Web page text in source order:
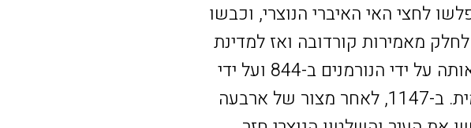
לחצי האי האיברי הנוצרי, וכבשו
לחלק מאמירות קורדובה ואז למדינת
היורשת שלה, ח'ליפות קורדובה. למרות ניסיונות לכבוש אותה על ידי הנורמנים ב-844 ועל ידי
אלפונסו השישי ב-1093, ליסבון נשארה בשליטה מוסלמית. ב-1147, לאחר מצור של ארבעה